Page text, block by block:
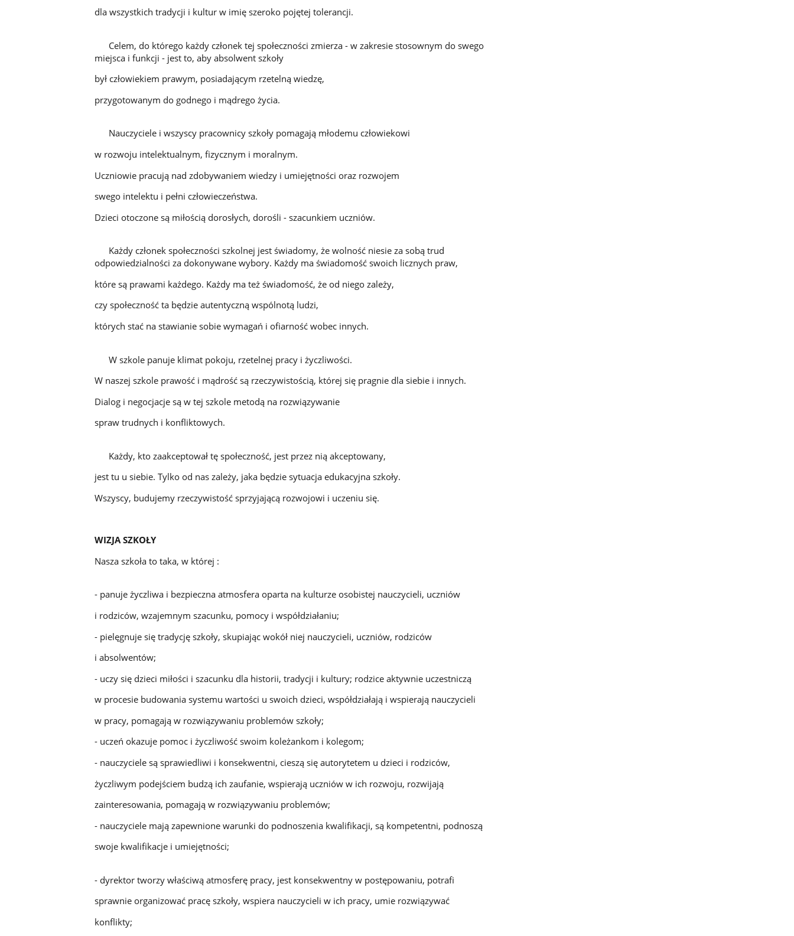
dla wszystkich tradycji i kultur w imię szeroko pojętej tolerancji.
Celem, do którego każdy członek tej społeczności zmierza - w zakresie stosownym do swego
miejsca i funkcji - jest to, aby absolwent szkoły
był człowiekiem prawym, posiadającym rzetelną wiedzę,
przygotowanym do godnego i mądrego życia.
Nauczyciele i wszyscy pracownicy szkoły pomagają młodemu człowiekowi
w rozwoju intelektualnym, fizycznym i moralnym.
Uczniowie pracują nad zdobywaniem wiedzy i umiejętności oraz rozwojem
swego intelektu i pełni człowieczeństwa.
Dzieci otoczone są miłością dorosłych, dorośli - szacunkiem uczniów.
Każdy członek społeczności szkolnej jest świadomy, że wolność niesie za sobą trud
odpowiedzialności za dokonywane wybory. Każdy ma świadomość swoich licznych praw,
które są prawami każdego. Każdy ma też świadomość, że od niego zależy,
czy społeczność ta będzie autentyczną wspólnotą ludzi,
których stać na stawianie sobie wymagań i ofiarność wobec innych.
W szkole panuje klimat pokoju, rzetelnej pracy i życzliwości.
W naszej szkole prawość i mądrość są rzeczywistością, której się pragnie dla siebie i innych.
Dialog i negocjacje są w tej szkole metodą na rozwiązywanie
spraw trudnych i konfliktowych.
Każdy, kto zaakceptował tę społeczność, jest przez nią akceptowany,
jest tu u siebie. Tylko od nas zależy, jaka będzie sytuacja edukacyjna szkoły.
Wszyscy, budujemy rzeczywistość sprzyjającą rozwojowi i uczeniu się.
WIZJA SZKOŁY
Nasza szkoła to taka, w której :
- panuje życzliwa i bezpieczna atmosfera oparta na kulturze osobistej nauczycieli, uczniów
i rodziców, wzajemnym szacunku, pomocy i współdziałaniu;
- pielęgnuje się tradycję szkoły, skupiając wokół niej nauczycieli, uczniów, rodziców
i absolwentów;
- uczy się dzieci miłości i szacunku dla historii, tradycji i kultury; rodzice aktywnie uczestniczą
w procesie budowania systemu wartości u swoich dzieci, współdziałają i wspierają nauczycieli
w pracy, pomagają w rozwiązywaniu problemów szkoły;
- uczeń okazuje pomoc i życzliwość swoim koleżankom i kolegom;
- nauczyciele są sprawiedliwi i konsekwentni, cieszą się autorytetem u dzieci i rodziców,
życzliwym podejściem budzą ich zaufanie, wspierają uczniów w ich rozwoju, rozwijają
zainteresowania, pomagają w rozwiązywaniu problemów;
- nauczyciele mają zapewnione warunki do podnoszenia kwalifikacji, są kompetentni, podnoszą
swoje kwalifikacje i umiejętności;
- dyrektor tworzy właściwą atmosferę pracy, jest konsekwentny w postępowaniu, potrafi
sprawnie organizować pracę szkoły, wspiera nauczycieli w ich pracy, umie rozwiązywać
konflikty;